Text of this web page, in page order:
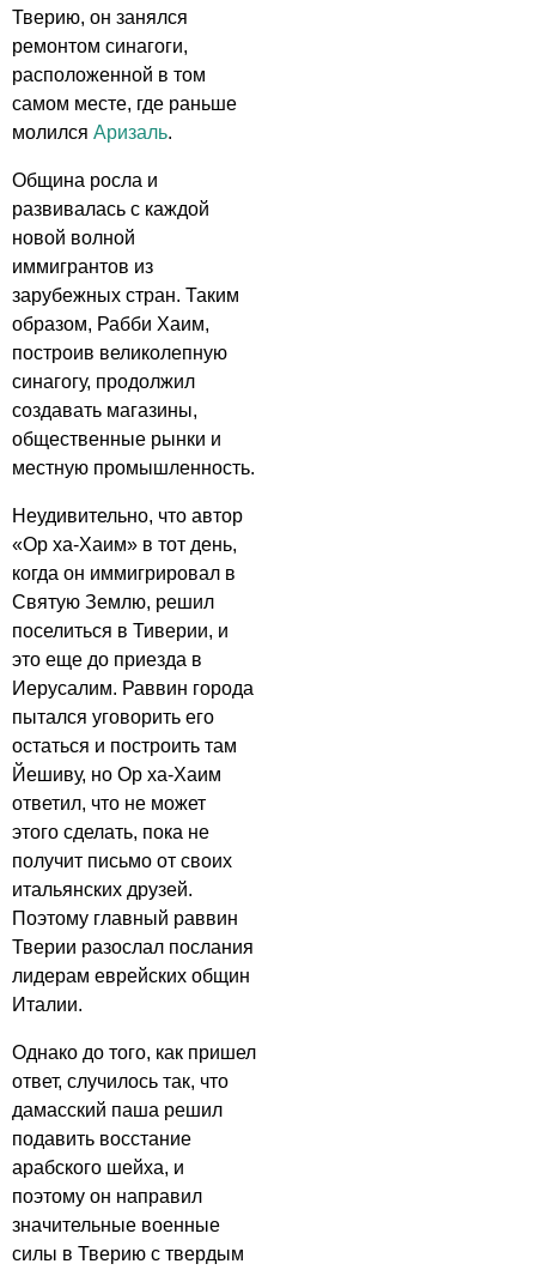
Тверию, он занялся
ремонтом синагоги,
расположенной в том
самом месте, где раньше
молился Аризаль.
Община росла и
развивалась с каждой
новой волной
иммигрантов из
зарубежных стран. Таким
образом, Рабби Хаим,
построив великолепную
синагогу, продолжил
создавать магазины,
общественные рынки и
местную промышленность.
Неудивительно, что автор
«Ор ха-Хаим» в тот день,
когда он иммигрировал в
Святую Землю, решил
поселиться в Тиверии, и
это еще до приезда в
Иерусалим. Раввин города
пытался уговорить его
остаться и построить там
Йешиву, но Ор ха-Хаим
ответил, что не может
этого сделать, пока не
получит письмо от своих
итальянских друзей.
Поэтому главный раввин
Тверии разослал послания
лидерам еврейских общин
Италии.
Однако до того, как пришел
ответ, случилось так, что
дамасский паша решил
подавить восстание
арабского шейха, и
поэтому он направил
значительные военные
силы в Тверию с твердым